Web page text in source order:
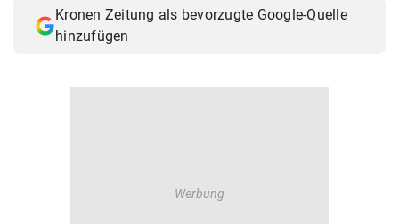
Kronen Zeitung als bevorzugte Google-Quelle
hinzufügen